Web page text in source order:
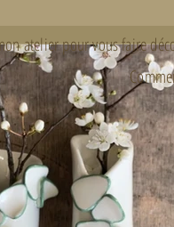
atelier pour vous faire